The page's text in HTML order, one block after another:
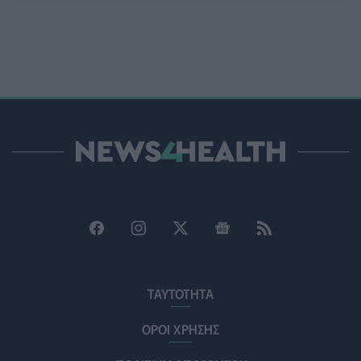
ρίχνουν φως στις "φιλίες" μεταξύ διαφορετικών ειδών
Σισμανογλείου στις πρωινές εφημερίες της Αττικής
Ηλεκτρικά πατίνια: 3,5 φορές μεγαλύτερος ο κίνδυνος
σοβαρής εγκεφαλικής κάκωσης
07/08/2026 - 14:00
ΤΑΥΤΟΤΗΤΑ
ΟΡΟΙ ΧΡΗΣΗΣ